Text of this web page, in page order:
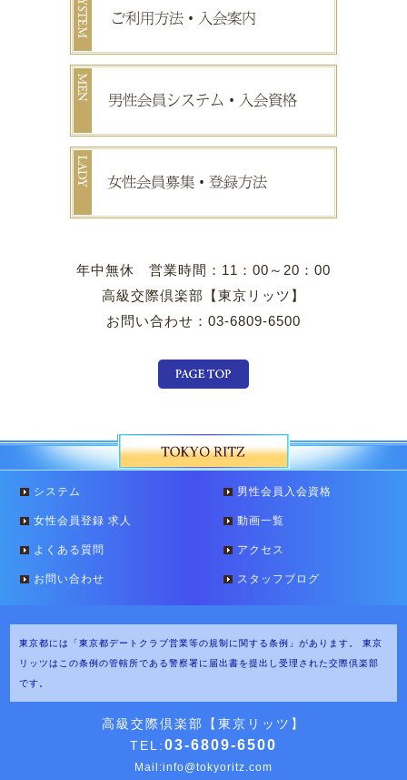
年中無休 営業時間：11：00～20：00
高級交際倶楽部【東京リッツ】
お問い合わせ：03-6809-6500
システム 男性会員入会資格
女性会員登録 求人 動画一覧
よくある質問 アクセス
お問い合わせ スタッフブログ
東京都には「東京都デートクラブ営業等の規制に関する条例」があります。
東京
リッツはこの条例の管轄所である警察署に届出書を提出し受理された交際倶楽部
です。
高級交際倶楽部【東京リッツ】
TEL:03-6809-6500
Mail:info@tokyoritz.com